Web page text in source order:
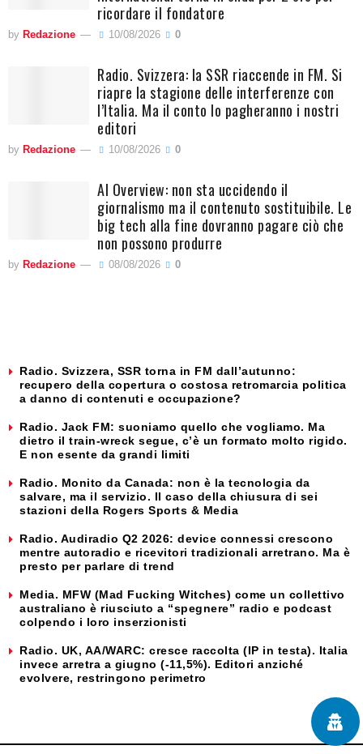
ricordare il fondatore
by Redazione 10/08/2026 0
Radio. Svizzera: la SSR riaccende in FM. Si
riapre la stagione delle interferenze con
l’Italia. Ma il conto lo pagheranno i nostri
editori
by Redazione 10/08/2026 0
AI Overview: non sta uccidendo il
giornalismo ma il contenuto sostituibile. Le
big tech alla fine dovranno pagare ciò che
non possono produrre
by Redazione 08/08/2026 0
Radio. Svizzera, SSR torna in FM dall’autunno:
recupero della copertura o costosa retromarcia politica
a danno di contenuti e occupazione?
Radio. Jack FM: suoniamo quello che vogliamo. Ma
dietro il train-wreck segue, c’è un formato molto rigido.
E non esente da grandi limiti
Radio. Monito da Canada: non è la tecnologia da
salvare, ma il servizio. Il caso della chiusura di sei
stazioni della Rogers Sports & Media
Radio. Audiradio Q2 2026: device connessi crescono
mentre autoradio e ricevitori tradizionali arretrano. Ma è
presto per parlare di trend
Media. MFW (Mad Fucking Witches) come un collettivo
australiano è riusciuto a “spegnere” radio e podcast
colpendo i loro inserzionisti
Radio. UK, AA/WARC: cresce raccolta (IP in testa). Italia
invece arretra a giugno (-11,5%). Editori anziché
evolvere, restringono perimetro